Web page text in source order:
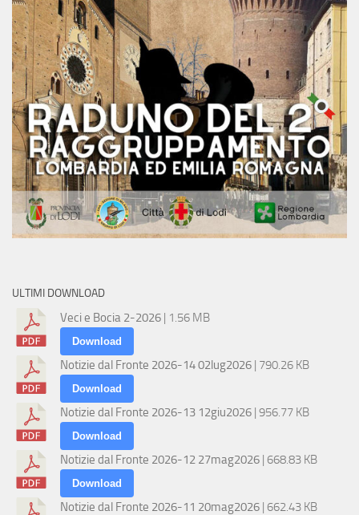
ULTIMI DOWNLOAD
Veci e Bocia 2-2026 | 1.56 MB
Download
Notizie dal Fronte 2026-14 02lug2026 | 790.26 KB
Download
Notizie dal Fronte 2026-13 12giu2026 | 956.77 KB
Download
Notizie dal Fronte 2026-12 27mag2026 | 668.83 KB
Download
Notizie dal Fronte 2026-11 20mag2026 | 662.43 KB